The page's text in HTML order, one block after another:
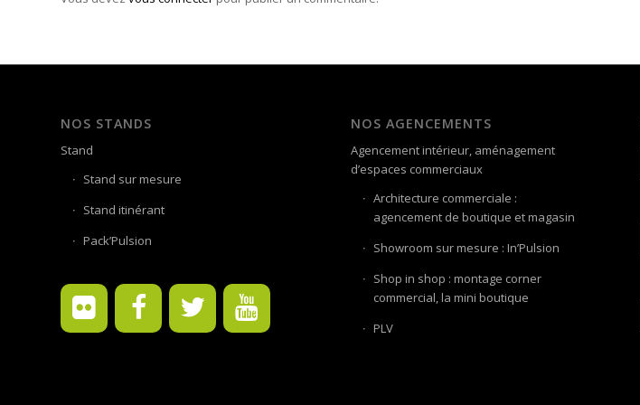
NOS STANDS
Stand
Stand sur mesure
Stand itinérant
Pack’Pulsion
NOS AGENCEMENTS
Agencement intérieur, aménagement
d’espaces commerciaux
Architecture commerciale :
agencement de boutique et magasin
Showroom sur mesure : In’Pulsion
Shop in shop : montage corner
commercial, la mini boutique
PLV